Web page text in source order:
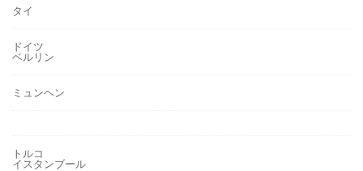
タイ
ドイツ
ベルリン
ミュンヘン
トルコ
イスタンブール